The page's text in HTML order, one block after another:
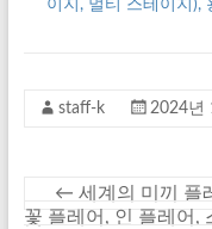
이지, 멀티 스테이지),
staff-k 2024년
← 세계의 미끼 플
꽃 플레어, 인 플레어,